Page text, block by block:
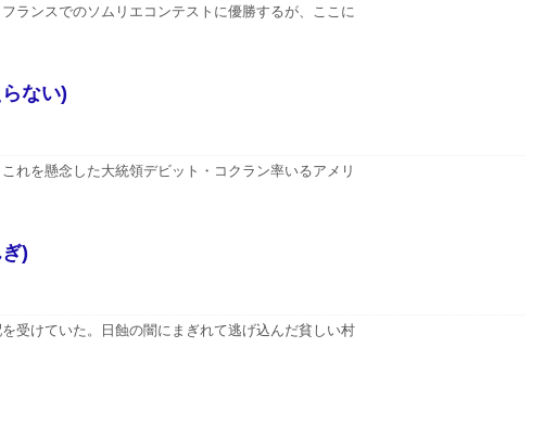
ランスでのソムリエコンテストに優勝するが、ここに
ない)
れを懸念した大統領デビット・コクラン率いるアメリ
)
受けていた。日蝕の闇にまぎれて逃げ込んだ貧しい村